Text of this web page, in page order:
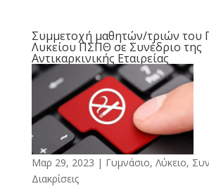
Συμμετοχή μαθητών/τριών του
Λυκείου ΠΣΠΘ σε Συνέδριο της
Αντικαρκινικής Εταιρείας
Μαρ 29, 2023 | Γυμνάσιο, Λύκειο,
Διακρίσεις